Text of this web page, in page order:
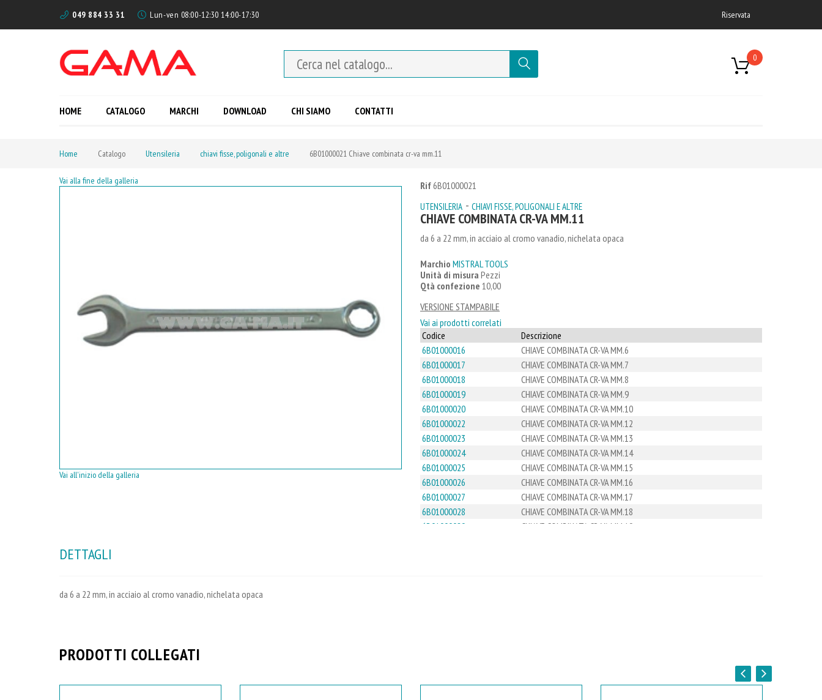
049 884 33 31 Lun-ven 08:00-12:30 14:00-17:30 Riservata
0
HOME CATALOGO MARCHI DOWNLOAD CHI SIAMO CONTATTI
Home Catalogo Utensileria chiavi fisse, poligonali e altre 6B01000021 Chiave combinata cr-va mm.11
Rif6B01000021
UTENSILERIA - CHIAVI FISSE, POLIGONALI E ALTRE
CHIAVE COMBINATA CR-VA MM.11
da 6 a 22 mm, in acciaio al cromo vanadio, nichelata opaca
Marchio MISTRAL TOOLS
Unità di misura Pezzi
Qtà confezione 10,00
VERSIONE STAMPABILE
Vai ai prodotti correlati
Codice
Descrizione
6B01000016
CHIAVE COMBINATA CR-VA MM.6
6B01000017
CHIAVE COMBINATA CR-VA MM.7
6B01000018
CHIAVE COMBINATA CR-VA MM.8
6B01000019
CHIAVE COMBINATA CR-VA MM.9
6B01000020
CHIAVE COMBINATA CR-VA MM.10
6B01000022
CHIAVE COMBINATA CR-VA MM.12
6B01000023
CHIAVE COMBINATA CR-VA MM.13
6B01000024
CHIAVE COMBINATA CR-VA MM.14
6B01000025
CHIAVE COMBINATA CR-VA MM.15
6B01000026
CHIAVE COMBINATA CR-VA MM.16
6B01000027
CHIAVE COMBINATA CR-VA MM.17
6B01000028
CHIAVE COMBINATA CR-VA MM.18
6B01000029
CHIAVE COMBINATA CR-VA MM.19
Vai alla fine della galleria
Vai all'inizio della galleria
DETTAGLI
da 6 a 22 mm, in acciaio al cromo vanadio, nichelata opaca
PRODOTTI COLLEGATI